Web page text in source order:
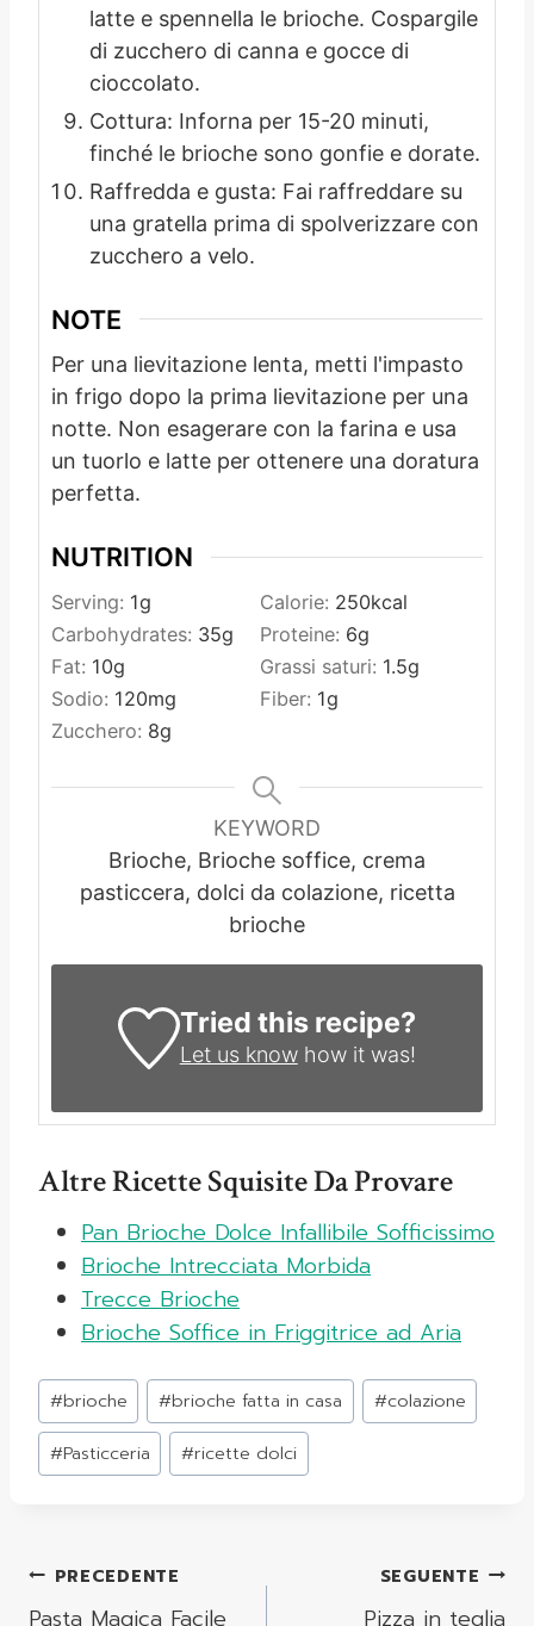
latte e spennella le brioche. Cospargile
di zucchero di canna e gocce di
cioccolato.
Cottura: Inforna per 15-20 minuti,
finché le brioche sono gonfie e dorate.
Raffredda e gusta: Fai raffreddare su
una gratella prima di spolverizzare con
zucchero a velo.
NOTE
Per una lievitazione lenta, metti l'impasto
in frigo dopo la prima lievitazione per una
notte. Non esagerare con la farina e usa
un tuorlo e latte per ottenere una doratura
perfetta.
NUTRITION
Serving: 1g Calorie: 250kcal
Carbohydrates: 35g Proteine: 6g
Fat: 10g Grassi saturi: 1.5g
Sodio: 120mg Fiber: 1g
Zucchero: 8g
KEYWORD
Brioche, Brioche soffice, crema
pasticcera, dolci da colazione, ricetta
brioche
Tried this recipe?
Let us knowhow it was!
Altre Ricette Squisite Da Provare
Pan Brioche Dolce Infallibile Sofficissimo
Brioche Intrecciata Morbida
Trecce Brioche
Brioche Soffice in Friggitrice ad Aria
Tag
articolo:
#brioche #brioche fatta in casa #colazione
#Pasticceria #ricette dolci
Navigazione
PRECEDENTE
Pasta Magica Facile
SEGUENTE
Pizza in teglia